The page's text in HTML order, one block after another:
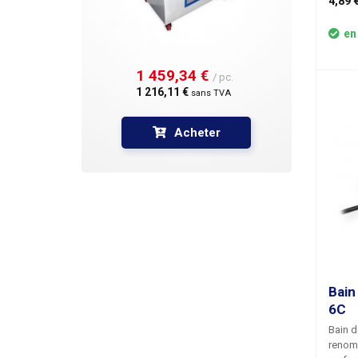
1 459,34 € / pc.
1 216,11 € sans TVA
Acheter
tout
6C
Bain